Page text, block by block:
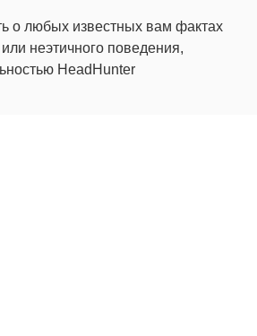
о любых известных вам фактах
неэтичного поведения,
HeadHunter